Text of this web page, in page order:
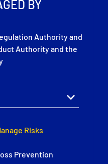
BY
Authority and
Authority and the
Risks
Prevention